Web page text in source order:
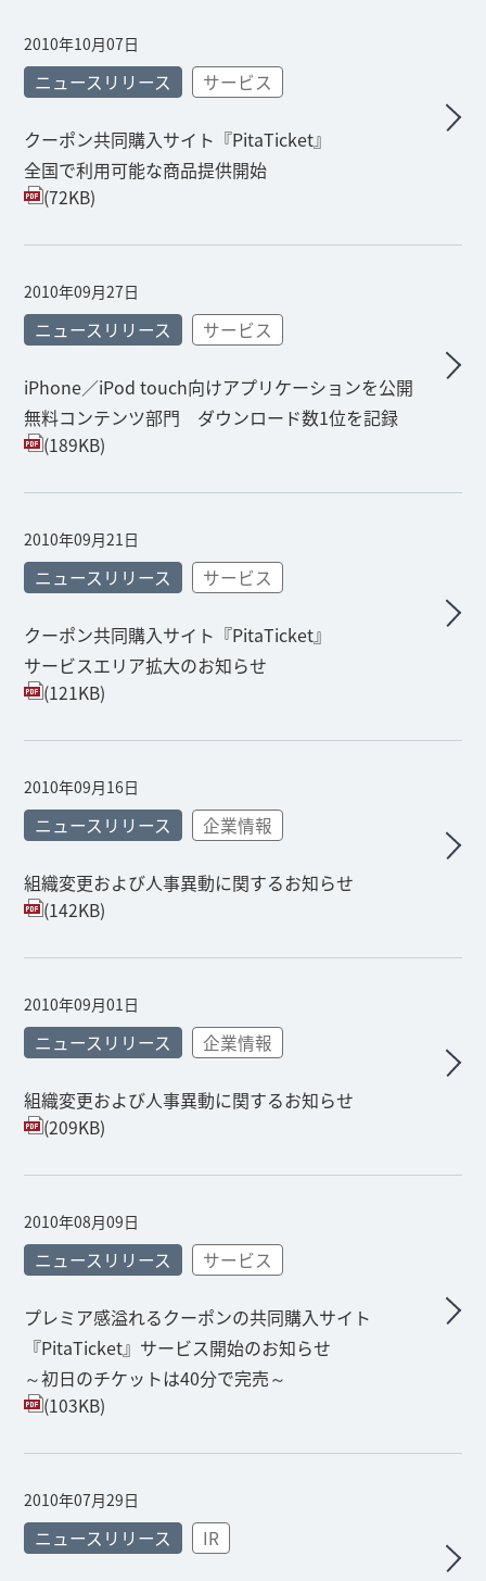
2010年10月07日
ニュースリリース サービス
クーポン共同購入サイト『PitaTicket』
全国で利用可能な商品提供開始
(72KB)
2010年09月27日
ニュースリリース サービス
iPhone／iPod touch向けアプリケーションを公開
無料コンテンツ部門 ダウンロード数1位を記録
(189KB)
2010年09月21日
ニュースリリース サービス
クーポン共同購入サイト『PitaTicket』
サービスエリア拡大のお知らせ
(121KB)
2010年09月16日
ニュースリリース 企業情報
組織変更および人事異動に関するお知らせ
(142KB)
2010年09月01日
ニュースリリース 企業情報
組織変更および人事異動に関するお知らせ
(209KB)
2010年08月09日
ニュースリリース サービス
プレミア感溢れるクーポンの共同購入サイト
『PitaTicket』サービス開始のお知らせ
～初日のチケットは40分で完売～
(103KB)
2010年07月29日
ニュースリリース IR